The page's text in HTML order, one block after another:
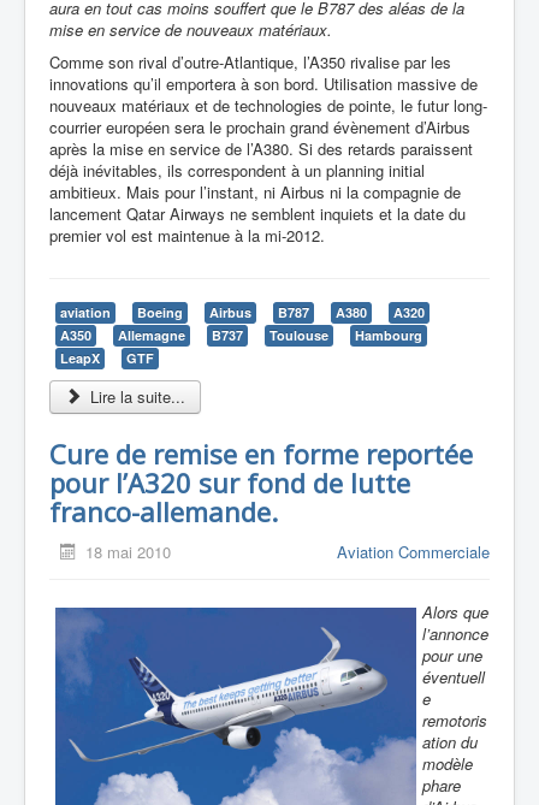
aura en tout cas moins souffert que le B787 des aléas de la
mise en service de nouveaux matériaux.
Comme son rival d’outre-Atlantique, l’A350 rivalise par les
innovations qu’il emportera à son bord. Utilisation massive de
nouveaux matériaux et de technologies de pointe, le futur long-
courrier européen sera le prochain grand évènement d’Airbus
après la mise en service de l’A380. Si des retards paraissent
déjà inévitables, ils correspondent à un planning initial
ambitieux. Mais pour l’instant, ni Airbus ni la compagnie de
lancement Qatar Airways ne semblent inquiets et la date du
premier vol est maintenue à la mi-2012.
aviation Boeing Airbus B787 A380
A320
A350
Allemagne B737 Toulouse
Hambourg
LeapX
GTF
Lire la suite...
Cure de remise en forme reportée
pour l’A320 sur fond de lutte
franco-allemande.
18 mai 2010 Aviation Commerciale
Alors que
l’annonce
pour une
éventuell
e
remotoris
ation du
modèle
phare